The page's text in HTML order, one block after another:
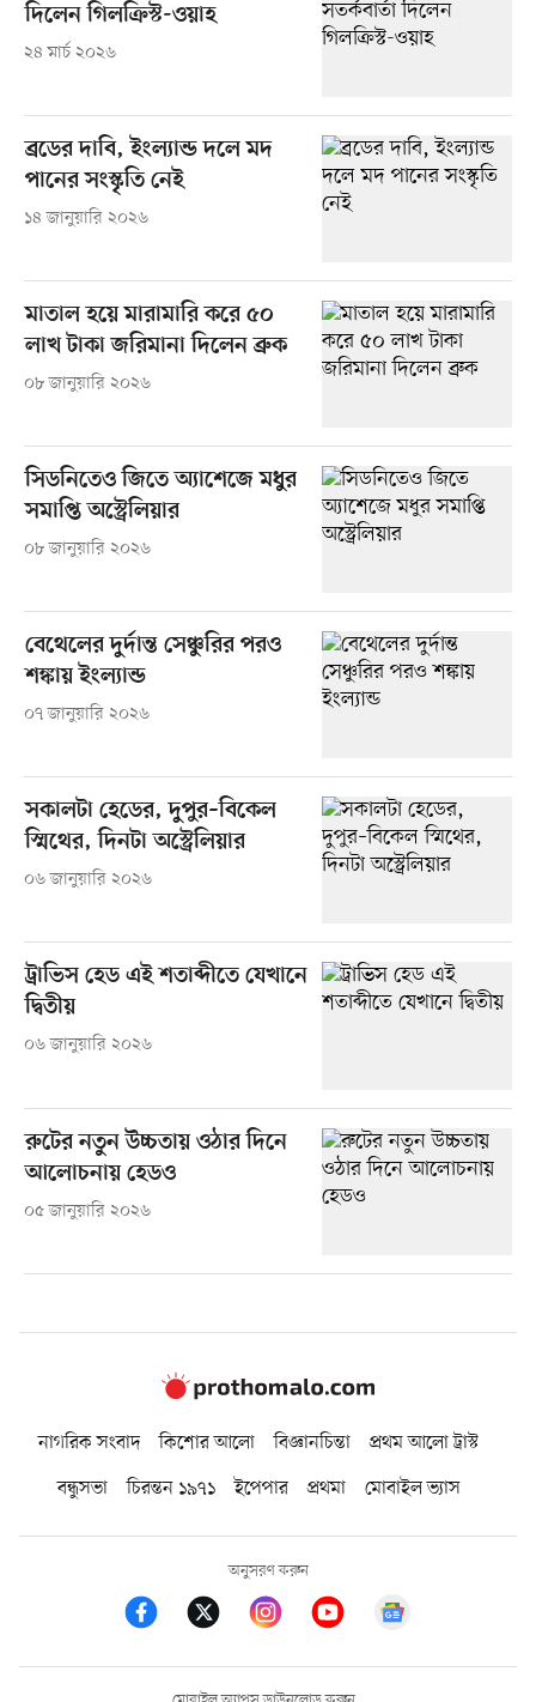
দিলেন গিলক্রিস্ট-ওয়াহ
২৪ মার্চ ২০২৬
ব্রডের দাবি, ইংল্যান্ড দলে মদ
পানের সংস্কৃতি নেই
১৪ জানুয়ারি ২০২৬
মাতাল হয়ে মারামারি করে ৫০
লাখ টাকা জরিমানা দিলেন ব্রুক
০৮ জানুয়ারি ২০২৬
সিডনিতেও জিতে অ্যাশেজে মধুর
সমাপ্তি অস্ট্রেলিয়ার
০৮ জানুয়ারি ২০২৬
বেথেলের দুর্দান্ত সেঞ্চুরির পরও
শঙ্কায় ইংল্যান্ড
০৭ জানুয়ারি ২০২৬
সকালটা হেডের, দুপুর–বিকেল
স্মিথের, দিনটা অস্ট্রেলিয়ার
০৬ জানুয়ারি ২০২৬
ট্রাভিস হেড এই শতাব্দীতে যেখানে
দ্বিতীয়
০৬ জানুয়ারি ২০২৬
রুটের নতুন উচ্চতায় ওঠার দিনে
আলোচনায় হেডও
০৫ জানুয়ারি ২০২৬
নাগরিক সংবাদ কিশোর আলো বিজ্ঞানচিন্তা
প্রথম আলো ট্রাস্ট
বন্ধুসভা
চিরন্তন ১৯৭১ ইপেপার প্রথমা মোবাইল ভ্যাস
অনুসরণ করুন